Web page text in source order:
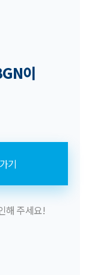
이
기
해 주세요!